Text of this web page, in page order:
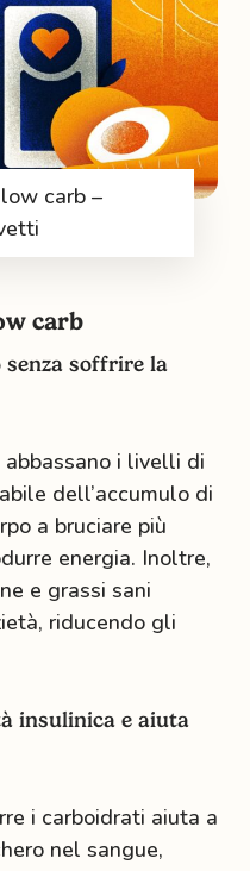
carb –
carb
senza soffrire la
i livelli di
dell’accumulo di
a bruciare più
energia. Inoltre,
e grassi sani
riducendo gli
insulinica e aiuta
i carboidrati aiuta a
nel sangue,